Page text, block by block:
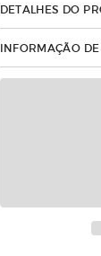
DETALHES DO
INFORMAÇÃO